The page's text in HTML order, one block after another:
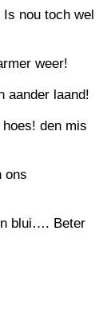
nou toch wel
weer!
aander laand!
den mis
ons
blui…. Beter